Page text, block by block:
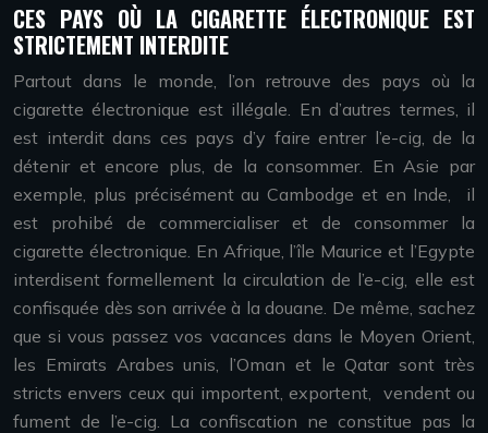
CES PAYS OÙ LA CIGARETTE ÉLECTRONIQUE EST
STRICTEMENT INTERDITE
Partout dans le monde, l’on retrouve des pays où la
cigarette électronique est illégale. En d’autres termes, il
est interdit dans ces pays d’y faire entrer l’e-cig, de la
détenir et encore plus, de la consommer. En Asie par
exemple, plus précisément au Cambodge et en Inde, il
est prohibé de commercialiser et de consommer la
cigarette électronique. En Afrique, l’île Maurice et l’Egypte
interdisent formellement la circulation de l’e-cig, elle est
confisquée dès son arrivée à la douane. De même, sachez
que si vous passez vos vacances dans le Moyen Orient,
les Emirats Arabes unis, l’Oman et le Qatar sont très
stricts envers ceux qui importent, exportent, vendent ou
fument de l’e-cig. La confiscation ne constitue pas la